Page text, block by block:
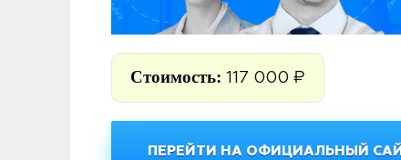
Стоимость: 117 000 ₽
ПЕРЕЙТИ НА ОФИЦИАЛЬНЫЙ